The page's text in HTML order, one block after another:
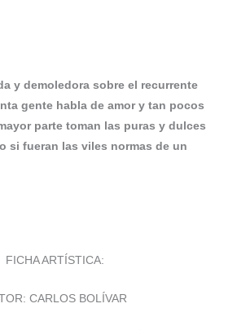
y demoledora sobre el recurrente
gente habla de amor y tan pocos
parte toman las puras y dulces
si fueran las viles normas de un
FICHA ARTÍSTICA:
CARLOS BOLÍVAR